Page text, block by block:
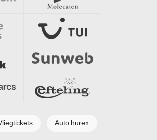
Auto huren